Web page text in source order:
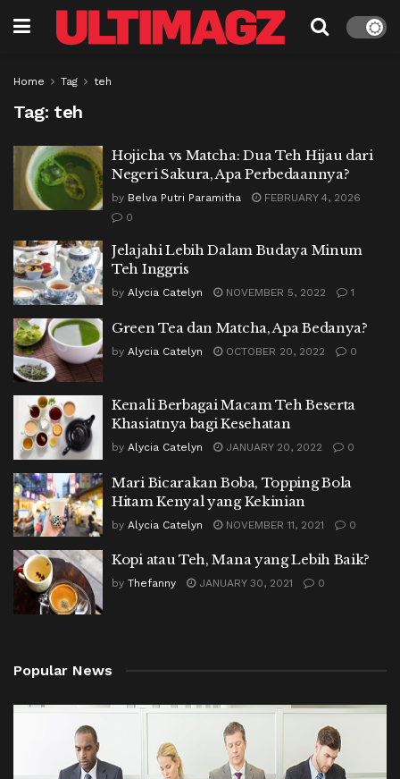
Home Tag teh
Tag: teh
Hojicha vs Matcha: Dua Teh Hijau dari
Negeri Sakura, Apa Perbedaannya?
by Belva Putri Paramitha
FEBRUARY 4, 2026
0
Jelajahi Lebih Dalam Budaya Minum
Teh Inggris
by Alycia Catelyn NOVEMBER 5, 2022 1
Green Tea dan Matcha, Apa Bedanya?
by Alycia Catelyn OCTOBER 20, 2022 0
Kenali Berbagai Macam Teh Beserta
Khasiatnya bagi Kesehatan
by Alycia Catelyn JANUARY 20, 2022 0
Mari Bicarakan Boba, Topping Bola
Hitam Kenyal yang Kekinian
by Alycia Catelyn NOVEMBER 11, 2021 0
Kopi atau Teh, Mana yang Lebih Baik?
by Thefanny JANUARY 30, 2021 0
Popular News